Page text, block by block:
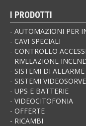
I PRODOTTI
AUTOMAZIONI PER
CAVI SPECIALI
CONTROLLO ACCESSI
RIVELAZIONE
SISTEMI DI ALLARME
SISTEMI
UPS E BATTERIE
VIDEOCITOFONIA
OFFERTE
RICAMBI